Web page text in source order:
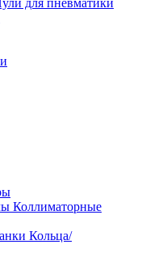
для пневматики
Коллиматорные
Кольца/